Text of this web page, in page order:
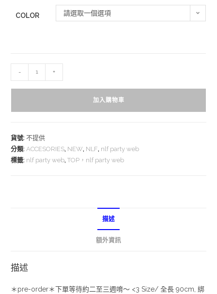
COLOR 請選取一個選項
- +
加入購物車
貨號:不提供
分類: ACCESORIES, NEW, NLF, nlf party web
標籤: nlf party web,TOP，nlf party web
描述
額外資訊
描述
＊pre-order＊下單等待約二至三週唷～ <3 Size/ 全長 90cm, 綁